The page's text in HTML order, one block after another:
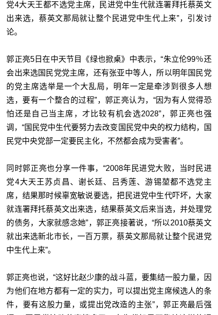
党4大天王都不选党主席，民进党中生代就连署拜托蔡英文
出来选，蔡英文那局就让整个民进党中生代上来”，引发讨
论。
郭正亮5日在中天节目《绿也掀桌》中表示，“朱立伦99％还
会出来选国民党党主席，还有张亚中等人，所以明年国民党
的党主席选举是一个大乱局，明年一定是牵涉到很多人想
选，要有一个整合的过程”，郭正亮认为，“因为有人觉得恐
怕还是自己当主席，才比较有机会选2028”，郭正亮也强
调，“国民党中生代要努力去改变国民党中央的权力结构，国
民党中央党部一定要民主化，不然都会成为受害者”。
同时郭正亮也分享一件事，“2008年民进党大败，当时民进
党4大天王苏贞昌、谢长廷、吕秀莲、游锡堃都不选党主
席，结果那时候辜宽敏说要选，把民进党中生代吓坏，大家
就连署拜托蔡英文出来选，结果蔡英文后来当选，并处理党
的债务，大家就感念她”，郭正亮接著说，“所以2010蔡英文
就出来选新北市长，一百万票，蔡英文那局就让整个民进党
中生代上来”。
郭正亮也说，“这好比赵少康的战斗蓝，要集结一股力量，因
为他们在地方都有一定的实力，可以提出党主席候选人的条
件，要有这股力量，或提出党改造的主张”，郭正亮最后强